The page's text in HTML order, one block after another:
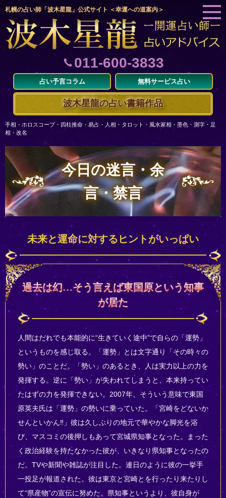
札幌の占い師「波木星龍」公式サイト ＜幸運への道案内＞
011-600-3833
占い予言コラム 無料サービス占い
波木星龍の占い書籍作品
手相・ホロスコープ・四柱推命・易占・人相・タロット・風水家相・墨色・測字・足
相・改名
今日の迷言・余
言・禁言
未来と運命に対するヒントがいっぱい
過去は幻…そう言えば東国原という知事
が居た
人間はだれでも本能的に“生きていく途中”で自らの「運勢」
というものを感じ取る。「運勢」とは文字通り「その時々の
勢い」のことだ。「勢い」のあるとき、人は実力以上の力を
発揮する。逆に「勢い」が失われてしまうと、本来持ってい
たはずの力を発揮できない。2007年、そういう意味で東国
原英夫氏は「運勢」の勢いに乗っていた。「宮崎をどないか
せんといかん‼」彼は久しぶりの地元で華やかな脚光を浴
び、マスコミの後押しもあって宮城県知事となった。まった
く政治経験を持たなかった彼が、いきなり県知事となったの
だ。TVや新聞や雑誌が注目した。連日のように彼の一挙手
一投足が報道された。彼は東京と宮崎とを行ったり来たりし
て“県産物”の宣伝に努めた。県知事というより、彼自身が